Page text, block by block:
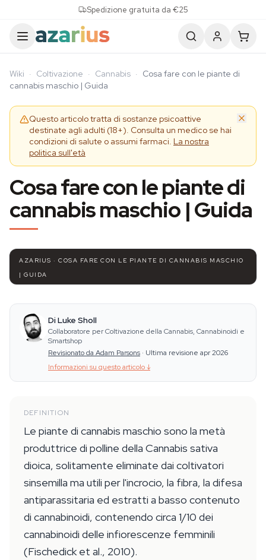
Spedizione gratuita da €25
Wiki · Coltivazione · Cannabis · Cosa fare con le piante di
cannabis maschio | Guida
Questo articolo tratta di sostanze psicoattive
destinate agli adulti (18+). Consulta un medico se hai
condizioni di salute o assumi farmaci. La nostra
politica sull'età
Cosa fare con le piante di
cannabis maschio | Guida
AZARIUS · COSA FARE CON LE PIANTE DI CANNABIS MASCHIO
| GUIDA
Di Luke Sholl
Collaboratore per Coltivazione della Cannabis, Cannabinoidi e
Smartshop
Revisionato da Adam Parsons · Ultima revisione apr 2026
Informazioni su questo articolo↓
DEFINITION
Le piante di cannabis maschio sono la metà
produttrice di polline della Cannabis sativa
dioica, solitamente eliminate dai coltivatori
sinsemilla ma utili per l'incrocio, la fibra, la difesa
antiparassitaria ed estratti a basso contenuto
di cannabinoidi, contenendo circa 1/10 dei
cannabinoidi delle infiorescenze femminili
(Fischedick et al., 2010).